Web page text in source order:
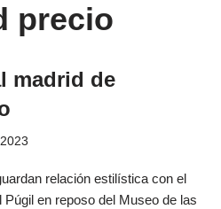
precio
madrid de
relación estilística con el
en reposo del Museo de las